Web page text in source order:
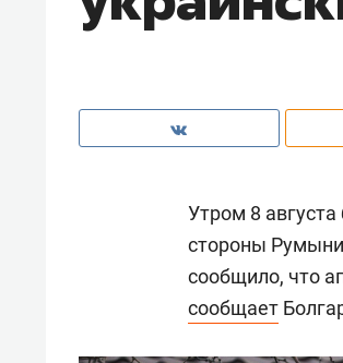
Утром 8
стороны
сообщило, что
сообщает